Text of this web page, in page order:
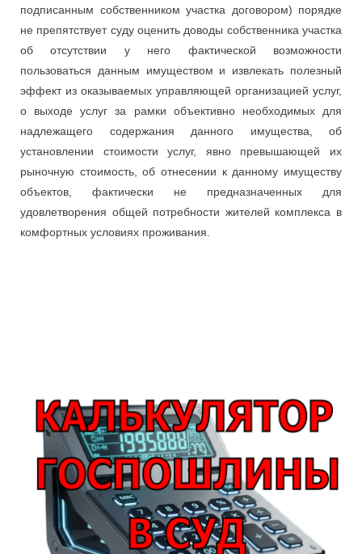
подписанным собственником участка договором) порядке
не препятствует суду оценить доводы собственника участка
об отсутствии у него фактической возможности
пользоваться данным имуществом и извлекать полезный
эффект из оказываемых управляющей организацией услуг,
о выходе услуг за рамки объективно необходимых для
надлежащего содержания данного имущества, об
установлении стоимости услуг, явно превышающей их
рыночную стоимость, об отнесении к данному имуществу
объектов, фактически не предназначенных для
удовлетворения общей потребности жителей комплекса в
комфортных условиях проживания.